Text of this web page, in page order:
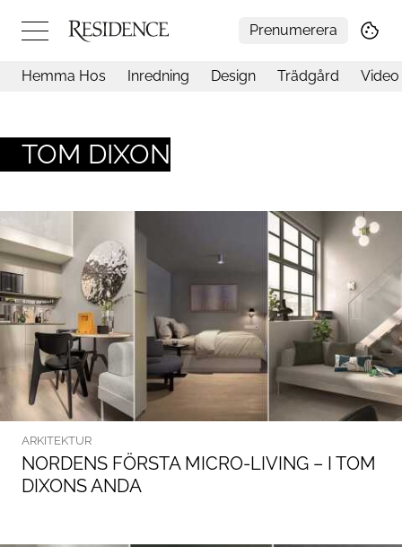
Prenumerera
Konst
Design
Livsstil
Resor
Mat & Dryck
Influencers
Mer
Hemma Hos Inredning Design Trädgård Video
TOM DIXON
ARKITEKTUR
NORDENS FÖRSTA MICRO-LIVING – I TOM
DIXONS ANDA